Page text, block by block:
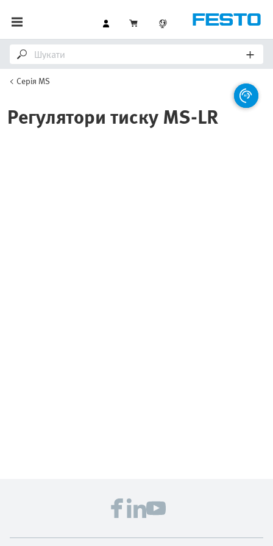
Серія MS
Регулятори тиску MS-LR